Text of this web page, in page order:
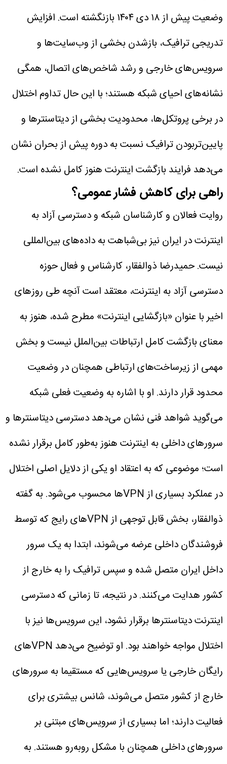
وضعیت پیش از ۱۸ دی ۱۴۰۴ بازنگشته است.
افزایش
تدریجی ترافیک، بازشدن بخشی از وب‌سایت‌ها و
سرویس‌های خارجی و رشد شاخص‌های اتصال، همگی
نشانه‌های احیای شبکه هستند؛ با این حال تداوم اختلال
در برخی پروتکل‌ها، محدودیت بخشی از دیتاسنترها و
پایین‌تربودن ترافیک نسبت به دوره پیش از بحران نشان
می‌دهد فرایند بازگشت اینترنت هنوز کامل نشده است.
راهی برای کاهش فشار عمومی؟
روایت فعالان و کارشناسان شبکه و دسترسی آزاد به
اینترنت در ایران نیز بی‌شباهت به داده‌های بین‌المللی
نیست. حمیدرضا ذوالفقار، کارشناس و فعال حوزه
دسترسی آزاد به اینترنت، معتقد است آنچه طی روزهای
اخیر با عنوان «بازگشایی اینترنت» مطرح شده، هنوز به
معنای بازگشت کامل ارتباطات بین‌الملل نیست و بخش
مهمی از زیرساخت‌های ارتباطی همچنان در وضعیت
محدود قرار دارند. او با اشاره به وضعیت فعلی شبکه
می‌گوید شواهد فنی نشان می‌دهد دسترسی دیتاسنترها و
سرورهای داخلی به اینترنت هنوز به‌طور کامل برقرار نشده
است؛ موضوعی که به اعتقاد او یکی از دلایل اصلی اختلال
در عملکرد بسیاری از VPNها محسوب می‌شود. به گفته
ذوالفقار، بخش قابل توجهی از VPNهای رایج که توسط
فروشندگان داخلی عرضه می‌شوند، ابتدا به یک سرور
داخل ایران متصل شده و سپس ترافیک را به خارج از
کشور هدایت می‌کنند.در نتیجه، تا زمانی که دسترسی
اینترنت دیتاسنترها برقرار نشود، این سرویس‌ها نیز با
اختلال مواجه خواهند بود. او توضیح می‌دهد VPNهای
رایگان خارجی یا سرویس‌هایی که مستقیما به سرورهای
خارج از کشور متصل می‌شوند، شانس بیشتری برای
فعالیت دارند؛ اما بسیاری از سرویس‌های مبتنی بر
سرورهای داخلی همچنان با مشکل روبه‌رو هستند. به